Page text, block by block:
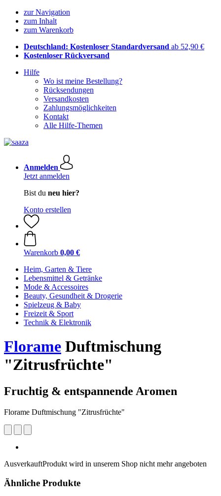
zur Navigation
zum Inhalt
zum Warenkorb
Deutschland: Kostenloser Standardversand ab 52,90 €
Kostenloser Rückversand
Hilfe
Wo ist meine Bestellung?
Rücksendungen
Versandkosten
Zahlungsmöglichkeiten
Kontakt
Alle Hilfe-Themen
Anmelden
Jetzt anmelden
Bist du neu hier?
Konto erstellen
Warenkorb 0,00 €
Heim, Garten & Tiere
Lebensmittel & Getränke
Mode & Accessoires
Beauty, Gesundheit & Drogerie
Spielzeug & Baby
Freizeit & Sport
Technik & Elektronik
Florame Duftmischung
"Zitrusfrüchte"
Fruchtig & entspannende Aromen
Florame Duftmischung "Zitrusfrüchte"
AusverkauftProdukt wird in unserem Shop nicht mehr angeboten
Ähnliche Produkte